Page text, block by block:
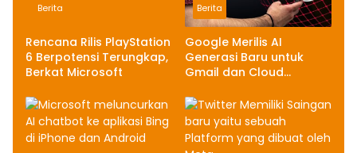
Berita
Rencana Rilis PlayStation
6 Berpotensi Terungkap,
Berkat Microsoft
Berita
Google Merilis AI
Generasi Baru untuk
Gmail dan Cloud